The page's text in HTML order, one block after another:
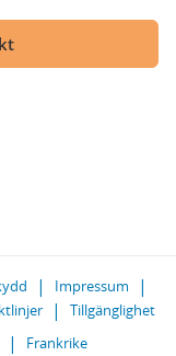
Impressum
Tillgänglighet
Frankrike